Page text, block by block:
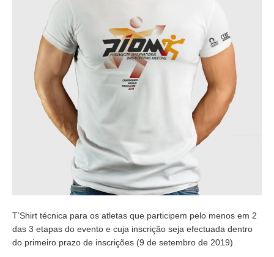
T’Shirt técnica para os atletas que participem pelo menos em 2
das 3 etapas do evento e cuja inscrição seja efectuada dentro
do primeiro prazo de inscrições (9 de setembro de 2019)